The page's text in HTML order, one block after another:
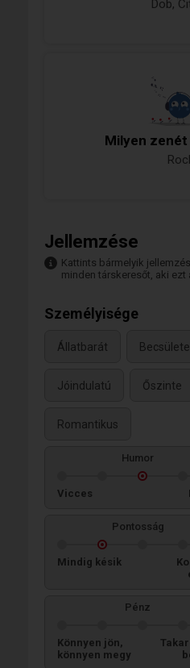
Dob,
Milyen
Jellemzése
Kattints bármelyik
minden társkeresőt, aki ezt
Személyisége
Állatbarát
Jóindulatú Őszinte
Romantikus
Humor
Vicces
Pontosság
Mindig késik
Pénz
Könnyen jön,
könnyen megy